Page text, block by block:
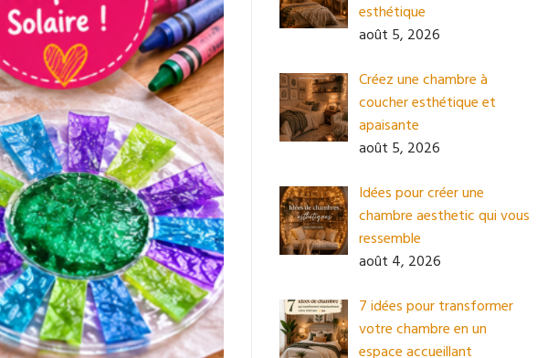
esthétique
août 5, 2026
Créez une chambre à
coucher esthétique et
apaisante
août 5, 2026
Idées pour créer une
chambre aesthetic qui vous
ressemble
août 4, 2026
7 idées pour transformer
votre chambre en un
espace accueillant